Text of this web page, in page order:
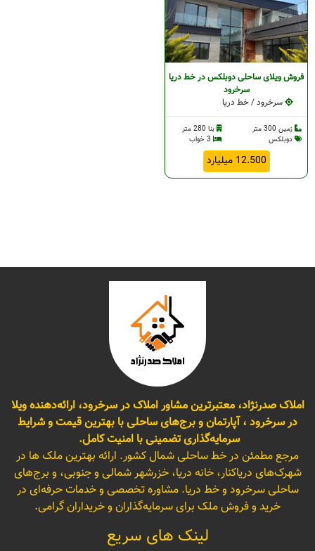
فروش ویلای ساحلی دوبلکس در خط دریا
سرخرود
سرخرود / خط دریا
زمین 300 متر
بنا 280 متر
دوبلکس
12.500 میلیارد
املاک صدرنژاد، معتبرترین مشاور املاک در سرخرود، ارائه‌دهنده ویلا
در سرخرود ، آپارتمان و برج‌های ساحلی با بهترین قیمت و شرایط
سرمایه‌گذاری تضمینی با امنیت کامل.
مرجع مطمئن در خط ساحلی شمال کشور. ارائه بهترین ملک ها در
شهرک‌های دریاکنار، خانه دریا، خزرشهر شمالی و جنوبی، و برج‌های
ساحلی سرخرود و خط دریا. مشاوره تخصصی و خدمات حرفه‌ای در
خرید و فروش ملک برای سرمایه‌گذاران و خریداران گرامی.
لینک های سریع